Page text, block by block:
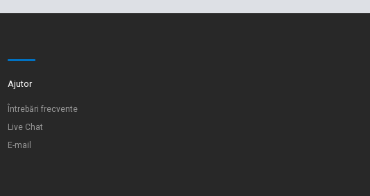
Ajutor
Întrebări frecvente
Live Chat
E-mail